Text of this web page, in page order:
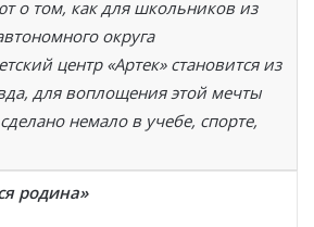
о том, как для школьников из
округа
центр «Артек» становится из
для воплощения этой мечты
немало в учебе, спорте,
родина»